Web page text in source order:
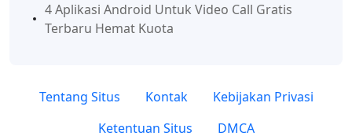
4 Aplikasi Android Untuk Video Call Gratis
Terbaru Hemat Kuota
Tentang Situs Kontak
Kebijakan Privasi
Ketentuan Situs
DMCA